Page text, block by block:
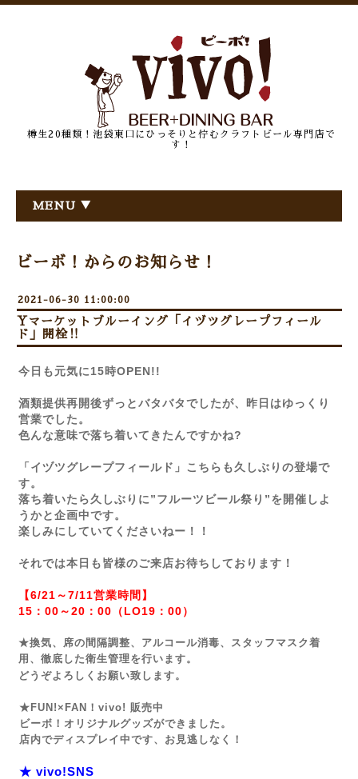
樽生20種類！池袋東口にひっそりと佇むクラフトビール専門店で
す！
MENU ▼
ビーボ！からのお知らせ！
2021-06-30 11:00:00
Yマーケットブルーイング「イヅツグレープフィール
ド」開栓‼
今日も元気に15時OPEN!!
酒類提供再開後ずっとバタバタでしたが、昨日はゆっくり
営業でした。
色んな意味で落ち着いてきたんですかね?
「イヅツグレープフィールド」こちらも久しぶりの登場で
す。
落ち着いたら久しぶりに”フルーツビール祭り”を開催しよ
うかと企画中です。
楽しみにしていてくださいねー！！
それでは本日も皆様のご来店お待ちしております！
【6/21～7/11営業時間】
15：00～20：00（LO19：00）
★換気、席の間隔調整、アルコール消毒、スタッフマスク着
用、徹底した衛生管理を行います。
どうぞよろしくお願い致します。
★FUN!×FAN！vivo! 販売中
ビーボ！オリジナルグッズができました。
店内でディスプレイ中です、お見逃しなく！
★ vivo!SNS